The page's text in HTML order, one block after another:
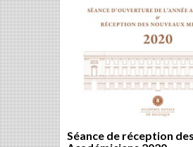
Séance de réception